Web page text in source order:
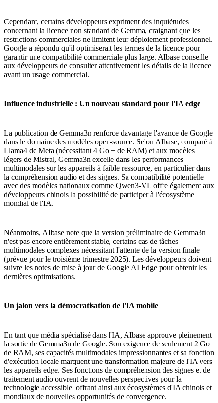
Cependant, certains développeurs expriment des inquiétudes
concernant la licence non standard de Gemma, craignant que les
restrictions commerciales ne limitent leur déploiement professionnel.
Google a répondu qu'il optimiserait les termes de la licence pour
garantir une compatibilité commerciale plus large. AIbase conseille
aux développeurs de consulter attentivement les détails de la licence
avant un usage commercial.
Influence industrielle : Un nouveau standard pour l'IA edge
La publication de Gemma3n renforce davantage l'avance de Google
dans le domaine des modèles open-source. Selon AIbase, comparé à
Llama4 de Meta (nécessitant 4 Go + de RAM) et aux modèles
légers de Mistral, Gemma3n excelle dans les performances
multimodales sur les appareils à faible ressource, en particulier dans
la compréhension audio et des signes. Sa compatibilité potentielle
avec des modèles nationaux comme Qwen3-VL offre également aux
développeurs chinois la possibilité de participer à l'écosystème
mondial de l'IA.
Néanmoins, AIbase note que la version préliminaire de Gemma3n
n'est pas encore entièrement stable, certains cas de tâches
multimodales complexes nécessitant l'attente de la version finale
(prévue pour le troisième trimestre 2025). Les développeurs doivent
suivre les notes de mise à jour de Google AI Edge pour obtenir les
dernières optimisations.
Un jalon vers la démocratisation de l'IA mobile
En tant que média spécialisé dans l'IA, AIbase approuve pleinement
la sortie de Gemma3n de Google. Son exigence de seulement 2 Go
de RAM, ses capacités multimodales impressionnantes et sa fonction
d'exécution locale marquent une transformation majeure de l'IA vers
les appareils edge. Ses fonctions de compréhension des signes et de
traitement audio ouvrent de nouvelles perspectives pour la
technologie accessible, offrant ainsi aux écosystèmes d'IA chinois et
mondiaux de nouvelles opportunités de convergence.